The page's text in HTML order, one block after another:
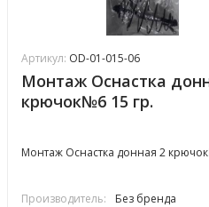
Артикул: OD-01-015-06
Монтаж Оснастка
крючок№6 15 гр.
Монтаж Оснастка донная 2
Производитель: Без бренда